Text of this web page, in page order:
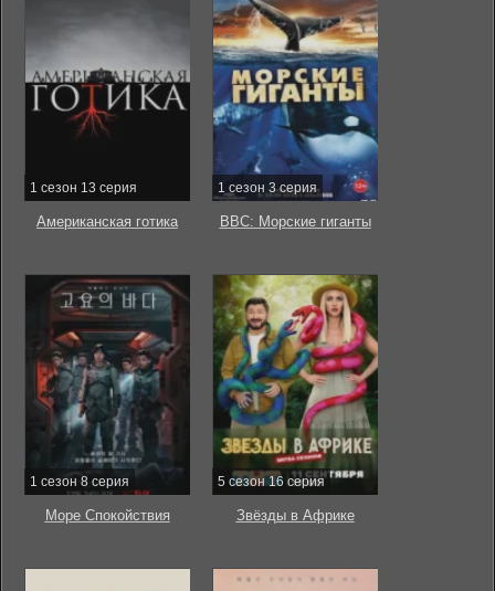
1 сезон 13 серия
Американская готика
1 сезон 3 серия
BBC: Морские гиганты
1 сезон 8 серия
Море Спокойствия
5 сезон 16 серия
Звёзды в Африке